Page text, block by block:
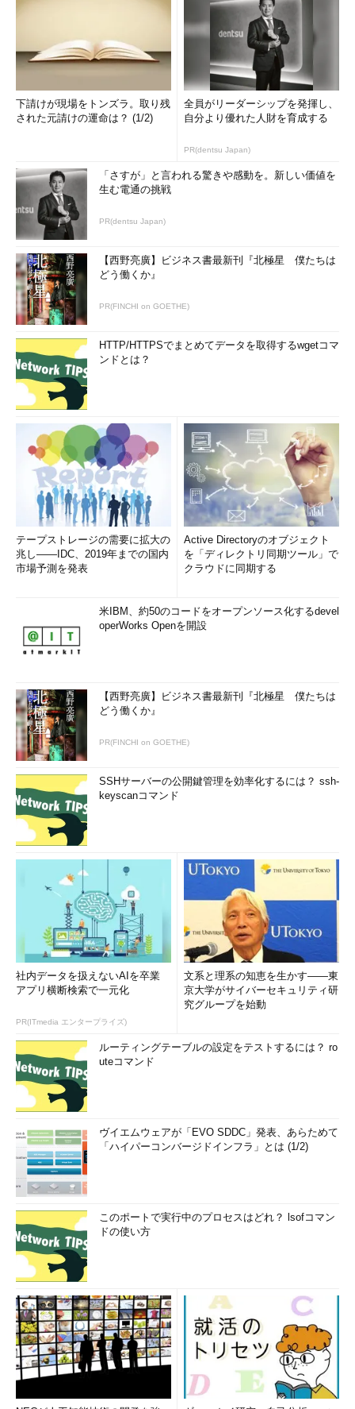
下請けが現場をトンズラ。取り残
された元請けの運命は？ (1/2)
全員がリーダーシップを発揮し、
自分より優れた人財を育成する
PR(dentsu Japan)
「さすが」と言われる驚きや感動を。新しい価値を
生む電通の挑戦
PR(dentsu Japan)
【西野亮廣】ビジネス書最新刊『北極星 僕たちは
どう働くか』
PR(FINCHI on GOETHE)
HTTP/HTTPSでまとめてデータを取得するwgetコマ
ンドとは？
テープストレージの需要に拡大の
兆し――IDC、2019年までの国内
市場予測を発表
Active Directoryのオブジェクト
を「ディレクトリ同期ツール」で
クラウドに同期する
米IBM、約50のコードをオープンソース化するdevel
operWorks Openを開設
【西野亮廣】ビジネス書最新刊『北極星 僕たちは
どう働くか』
PR(FINCHI on GOETHE)
SSHサーバーの公開鍵管理を効率化するには？ ssh-
keyscanコマンド
社内データを扱えないAIを卒業
アプリ横断検索で一元化
PR(ITmedia エンタープライズ)
文系と理系の知恵を生かす――東
京大学がサイバーセキュリティ研
究グループを始動
ルーティングテーブルの設定をテストするには？ ro
uteコマンド
ヴイエムウェアが「EVO SDDC」発表、あらためて
「ハイパーコンバージドインフラ」とは (1/2)
このポートで実行中のプロセスはどれ？ lsofコマン
ドの使い方